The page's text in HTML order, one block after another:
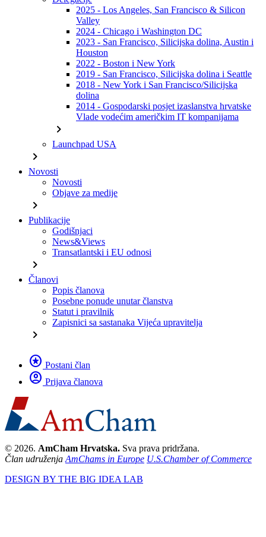
2025 - Los Angeles, San Francisco & Silicon
Valley
2024 - Chicago i Washington DC
2023 - San Francisco, Silicijska dolina, Austin i
Houston
2022 - Boston i New York
2019 - San Francisco, Silicijska dolina i Seattle
2018 - New York i San Francisco/Silicijska
dolina
2014 - Gospodarski posjet izaslanstva hrvatske
Vlade vodećim američkim IT kompanijama
chevron_right
Launchpad USA
chevron_right
Novosti
Novosti
Objave za medije
chevron_right
Publikacije
Godišnjaci
News&Views
Transatlantski i EU odnosi
chevron_right
Članovi
Popis članova
Posebne ponude unutar članstva
Statut i pravilnik
Zapisnici sa sastanaka Vijeća upravitelja
chevron_right
stars Postani član
account_circle Prijava članova
© 2026. AmCham Hrvatska. Sva prava pridržana.
Član udruženja AmChams in Europe U.S.Chamber of Commerce
DESIGN BY THE BIG IDEA LAB